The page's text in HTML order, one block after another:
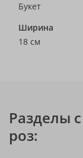
Букет
Ширина
18 см
Разделы
роз: